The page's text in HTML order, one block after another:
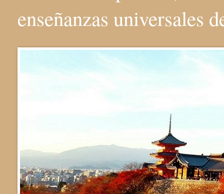
enseñanzas universales